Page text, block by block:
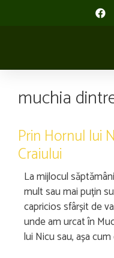
muchia
Prin Hornul lui
Craiului
La mijlocul
mult sau mai puțin
capricios sfârșit de
unde am urcat în
lui Nicu sau, așa